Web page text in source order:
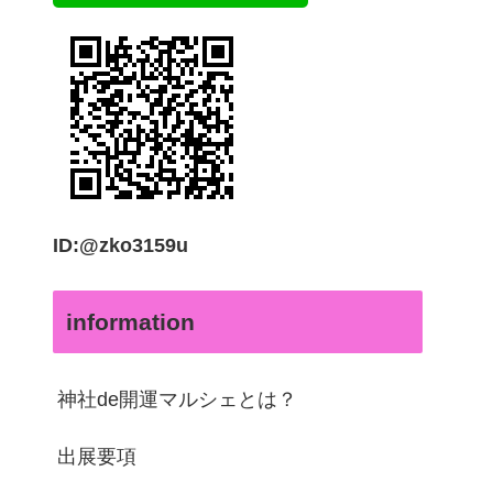
ID:@zko3159u
information
神社de開運マルシェとは？
出展要項